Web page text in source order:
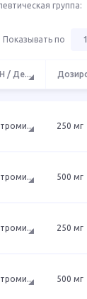
группа:
Показывать по
/ Де...
... 250 мг
... 500 мг
... 250 мг
... 500 мг